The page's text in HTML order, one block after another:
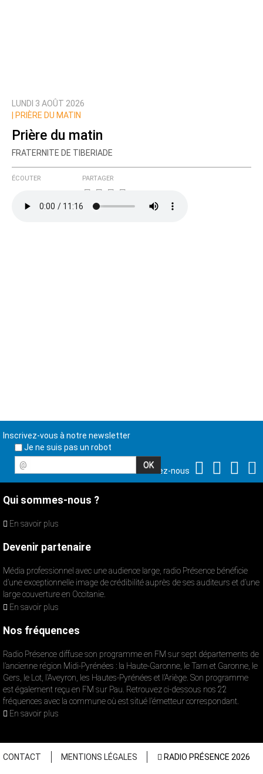
LUNDI 3 AOÛT 2026
PRIÈRE DU MATIN
Prière du matin
FRATERNITE DE TIBERIADE
ÉCOUTER PARTAGER
Inscrivez-vous à notre newsletter
Je ne suis pas un robot
@
Suivez-nous
Qui sommes-nous ?
En savoir plus
Devenir partenaire
Média professionnel avec une audience large, radio Présence bénéficie
d’une exceptionnelle image de crédibilité auprès de ses auditeurs et d’une
large couverture en Occitanie.
En savoir plus
Nos fréquences
Radio Présence diffuse son programme en FM sur sept départements de
l’ancienne région Midi-Pyrénées : la Haute-Garonne, le Tarn et Garonne, le
Gers, le Lot, l’Aveyron, les Hautes-Pyrénées et l’Ariège. Son programme
est également reçu en FM sur Pau. Retrouvez ci-dessous nos 22
fréquences avec la commune où est situé l’émetteur correspondant.
En savoir plus
CONTACT MENTIONS LÉGALES RADIO PRÉSENCE 2026